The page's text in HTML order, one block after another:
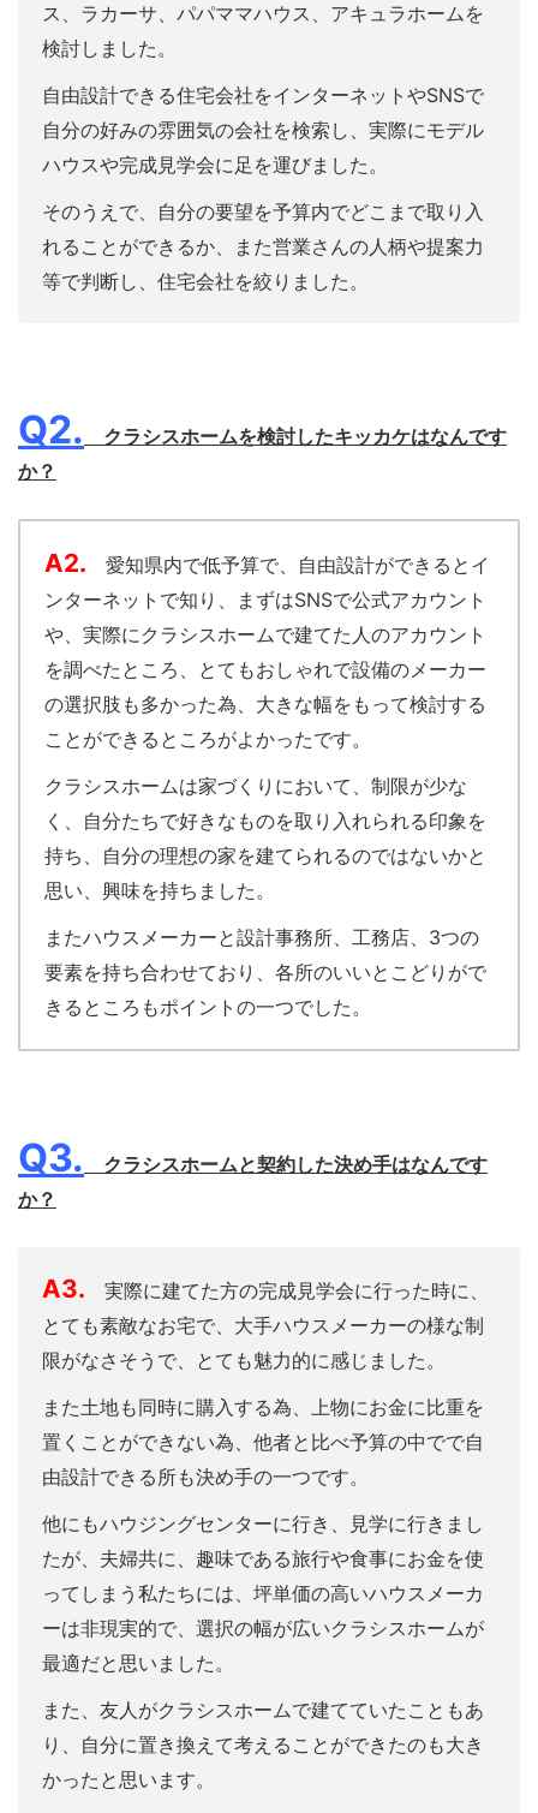
ス、ラカーサ、パパママハウス、アキュラホームを
検討しました。
自由設計できる住宅会社をインターネットやSNSで
自分の好みの雰囲気の会社を検索し、実際にモデル
ハウスや完成見学会に足を運びました。
そのうえで、自分の要望を予算内でどこまで取り入
れることができるか、また営業さんの人柄や提案力
等で判断し、住宅会社を絞りました。
Q2.
クラシスホームを検討したキッカケはなんです
か？
A2. 愛知県内で低予算で、自由設計ができるとイ
ンターネットで知り、まずはSNSで公式アカウント
や、実際にクラシスホームで建てた人のアカウント
を調べたところ、とてもおしゃれで設備のメーカー
の選択肢も多かった為、大きな幅をもって検討する
ことができるところがよかったです。
クラシスホームは家づくりにおいて、制限が少な
く、自分たちで好きなものを取り入れられる印象を
持ち、自分の理想の家を建てられるのではないかと
思い、興味を持ちました。
またハウスメーカーと設計事務所、工務店、3つの
要素を持ち合わせており、各所のいいとこどりがで
きるところもポイントの一つでした。
Q3.
クラシスホームと契約した決め手はなんです
か？
A3. 実際に建てた方の完成見学会に行った時に、
とても素敵なお宅で、大手ハウスメーカーの様な制
限がなさそうで、とても魅力的に感じました。
また土地も同時に購入する為、上物にお金に比重を
置くことができない為、他者と比べ予算の中でで自
由設計できる所も決め手の一つです。
他にもハウジングセンターに行き、見学に行きまし
たが、夫婦共に、趣味である旅行や食事にお金を使
ってしまう私たちには、坪単価の高いハウスメーカ
ーは非現実的で、選択の幅が広いクラシスホームが
最適だと思いました。
また、友人がクラシスホームで建てていたこともあ
り、自分に置き換えて考えることができたのも大き
かったと思います。